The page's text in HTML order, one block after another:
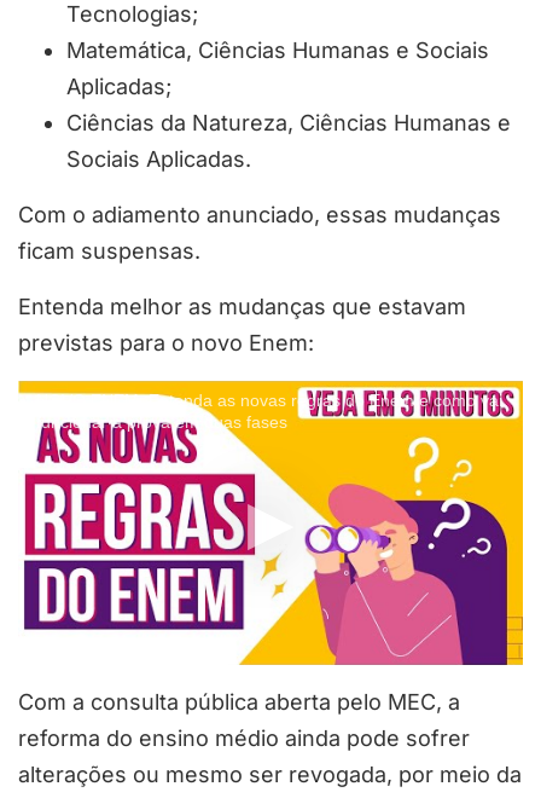
Tecnologias;
Matemática, Ciências Humanas e Sociais
Aplicadas;
Ciências da Natureza, Ciências Humanas e
Sociais Aplicadas.
Com o adiamento anunciado, essas mudanças
ficam suspensas.
Entenda melhor as mudanças que estavam
previstas para o novo Enem:
NOVO ENEM: Entenda as novas regras do Enem e como vai
funcionar a prova em duas fases
Com a consulta pública aberta pelo MEC, a
reforma do ensino médio ainda pode sofrer
alterações ou mesmo ser revogada, por meio da